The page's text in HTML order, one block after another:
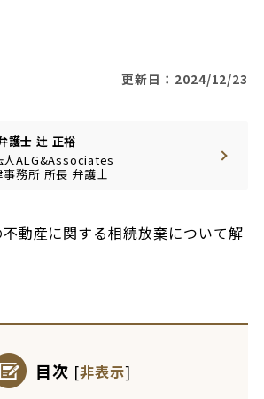
更新日：2024/12/23
護士 辻 正裕
人ALG&Associates
事務所 所長 弁護士
動産に関する相続放棄について解
目次 [非表示]